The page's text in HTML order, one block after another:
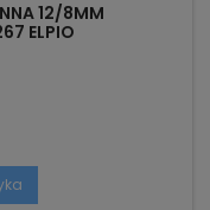
12/8MM
ELPIO